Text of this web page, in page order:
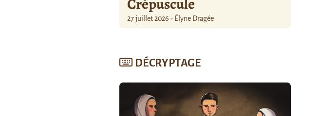
27 juillet 2026 - Élyne Dragée
DÉCRYPTAGE